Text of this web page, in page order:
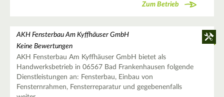
Zum Betrieb
AKH Fensterbau Am Kyffhäuser GmbH
Keine Bewertungen
AKH Fensterbau Am Kyffhäuser GmbH bietet als
Handwerksbetrieb in 06567 Bad Frankenhausen folgende
Dienstleistungen an: Fensterbau, Einbau von
Fensternrahmen, Fensterreparatur und gegebenenfalls